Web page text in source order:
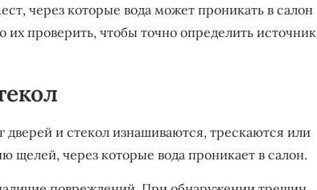
через которые вода может проникать в салон
проверить, чтобы точно определить источник
и стекол изнашиваются, трескаются или
щелей, через которые вода проникает в салон.